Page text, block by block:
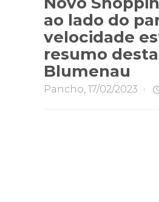
ao lado do
velocidade
resumo
Blumenau
Pancho, 17/02/2023